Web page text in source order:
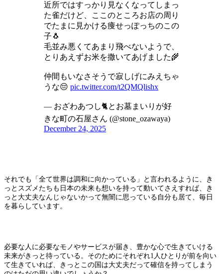
近所ではすっかり見なくなってしまっ
た雀だけど、ここのところお店の周り
でたまに見かける痩せっぽっちのこの
子🐧
毛並み悪くてあまり飛べないようで、
とりあえずお米を撒いてあげました🌾
仲間もいなさそうで寂しげにみえちゃ
うな😔 pic.twitter.com/t2QMQlishx
— おざわあつし🐈とお墓まいりが好
きな町の石屋さん (@stone_ozawaya)
December 24, 2025
それでも「全て世界は調和に向かっている」と言われるように、き
っとスズメたちも日本の未来も想いを持って動いてさえすれば、き
っと大丈夫なんじゃないかって無闇に思っている自分も居て、毎日
を暮らしています。
必要な人に必要なモノやサービスが届き、豊かな心で生きていける
未来がきっと待っている。そのためにそれぞれ1人ひとりが前を向い
て生きていれば、きっとこの国は大丈夫だって確信を持ってしまう